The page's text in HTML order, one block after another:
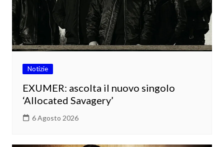
Notizie
EXUMER: ascolta il nuovo singolo
‘Allocated Savagery’
6 Agosto 2026